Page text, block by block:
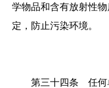
学物品和含有放射性
定，防止污染环境。
第三十四条 任何